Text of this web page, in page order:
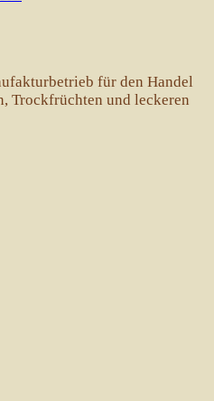
für den Handel
Trockfrüchten und leckeren